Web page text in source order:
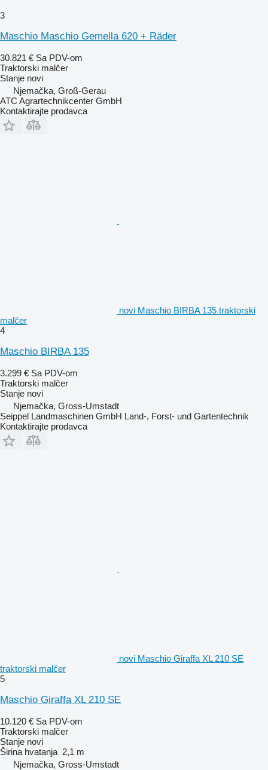
3
Maschio Maschio Gemella 620 + Räder
30.821 € Sa PDV-om
Traktorski malčer
Stanje novi
Njemačka, Groß-Gerau
ATC Agrartechnikcenter GmbH
Kontaktirajte prodavca
novi Maschio BIRBA 135 traktorski
malčer
4
Maschio BIRBA 135
3.299 € Sa PDV-om
Traktorski malčer
Stanje novi
Njemačka, Gross-Umstadt
Seippel Landmaschinen GmbH Land-, Forst- und Gartentechnik
Kontaktirajte prodavca
novi Maschio Giraffa XL 210 SE
traktorski malčer
5
Maschio Giraffa XL 210 SE
10.120 € Sa PDV-om
Traktorski malčer
Stanje novi
Širina hvatanja 2,1 m
Njemačka, Gross-Umstadt